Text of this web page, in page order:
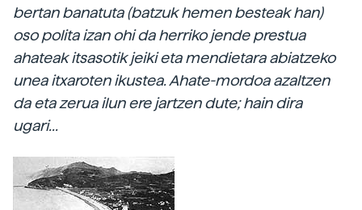
bertan banatuta (batzuk hemen besteak han)
oso polita izan ohi da herriko jende prestua
ahateak itsasotik jeiki eta mendietara abiatzeko
unea itxaroten ikustea. Ahate-mordoa azaltzen
da eta zerua ilun ere jartzen dute; hain dira
ugari...